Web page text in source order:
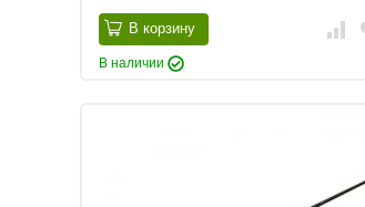
В корзину
В наличии